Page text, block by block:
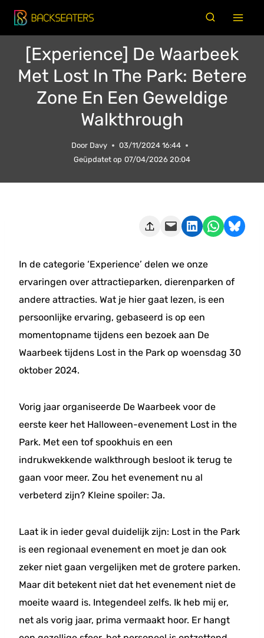
Doorgaan
naar
inhoud
[Experience] De Waarbeek
Met Lost In The Park: Betere
Zone En Een Geweldige
Walkthrough
Door Davy
03/11/2024 16:44
Geüpdatet op 07/04/2026 20:04
Deze pagina e-mailen Delen op LinkedIn Delen via WhatsApp Share on Bluesky
In de categorie ‘Experience’ delen we onze
ervaringen over attractieparken, dierenparken of
andere attracties. Wat je hier gaat lezen, is een
persoonlijke ervaring, gebaseerd is op een
momentopname tijdens een bezoek aan De
Waarbeek tijdens Lost in the Park op woensdag 30
oktober 2024.
Vorig jaar organiseerde De Waarbeek voor de
eerste keer het Halloween-evenement Lost in the
Park. Met een tof spookhuis en een
indrukwekkende walkthrough besloot ik terug te
gaan voor meer. Zou het evenement nu al
verbeterd zijn? Kleine spoiler: Ja.
Laat ik in ieder geval duidelijk zijn: Lost in the Park
is een regionaal evenement en moet je dan ook
zeker niet gaan vergelijken met de grotere parken.
Maar dit betekent niet dat het evenement niet de
moeite waard is. Integendeel zelfs. Ik heb mij er,
net als vorig jaar, prima vermaakt hoor. Er hangt